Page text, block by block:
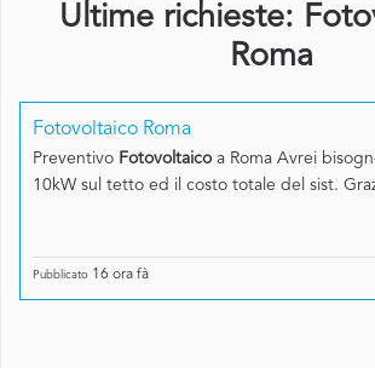
Ultime richieste:
Roma
Fotovoltaico Roma
Preventivo Fotovoltaicoa Roma Avrei
10kW sul tetto ed il costo totale del sist.
Pubblicato 16 ora fà